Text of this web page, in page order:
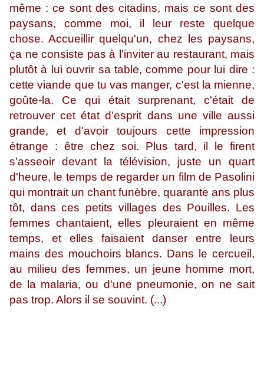
même : ce sont des citadins, mais ce sont des
paysans, comme moi, il leur reste quelque
chose. Accueillir quelqu'un, chez les paysans,
ça ne consiste pas à l'inviter au restaurant, mais
plutôt à lui ouvrir sa table, comme pour lui dire :
cette viande que tu vas manger, c'est la mienne,
goûte-la. Ce qui était surprenant, c'était de
retrouver cet état d'esprit dans une ville aussi
grande, et d'avoir toujours cette impression
étrange : être chez soi. Plus tard, il le firent
s'asseoir devant la télévision, juste un quart
d'heure, le temps de regarder un film de Pasolini
qui montrait un chant funèbre, quarante ans plus
tôt, dans ces petits villages des Pouilles. Les
femmes chantaient, elles pleuraient en même
temps, et elles faisaient danser entre leurs
mains des mouchoirs blancs. Dans le cercueil,
au milieu des femmes, un jeune homme mort,
de la malaria, ou d'une pneumonie, on ne sait
pas trop. Alors il se souvint. (...)